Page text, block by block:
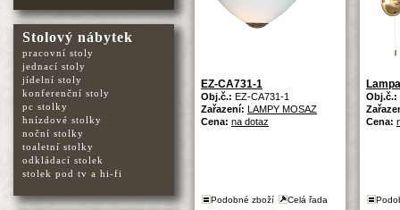
EZ-CA731-1
Obj.č.: EZ-CA731-1
Zařazení: LAMPY MOSAZ
Cena: na dotaz
Podobné zboží Celá řada
Obj.č.:
Cena:
Stolový nábytek
pracovní stoly
jednací stoly
jídelní stoly
konferenční stoly
pc stolky
hnízdové stolky
noční stolky
toaletní stolky
odkládací stolek
stolek pod tv a hi-fi